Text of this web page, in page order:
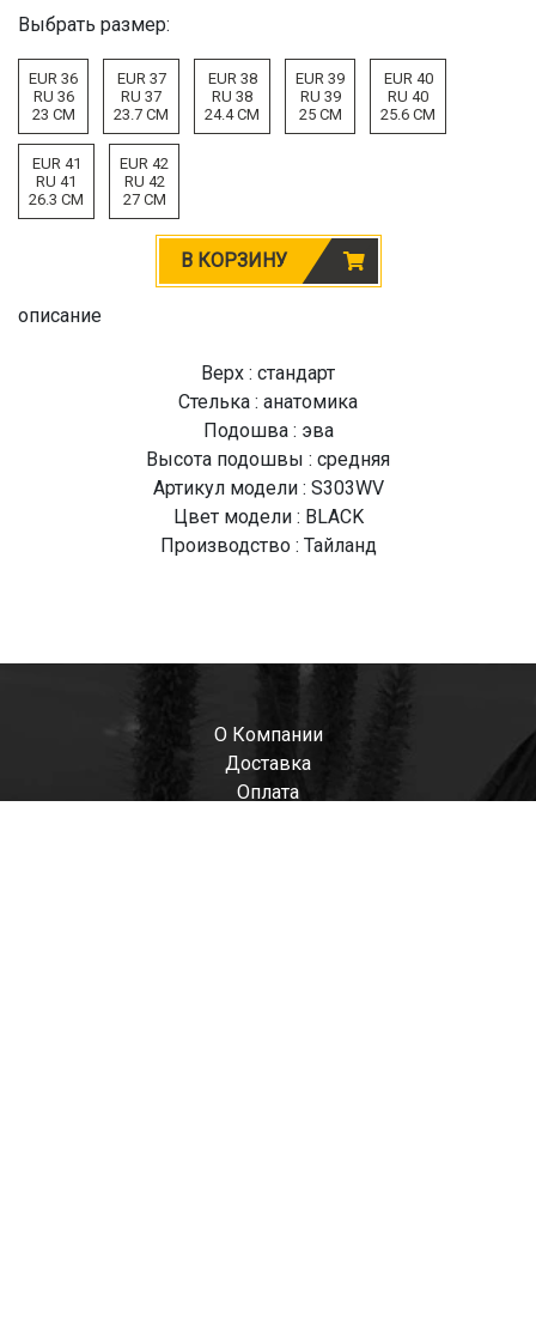
Выбрать размер:
EUR 36
RU 36
23 CM
EUR 37
RU 37
23.7 CM
EUR 38
RU 38
24.4 CM
EUR 39
RU 39
25 CM
EUR 40
RU 40
25.6 CM
EUR 41
RU 41
26.3 CM
EUR 42
RU 42
27 CM
В КОРЗИНУ
описание
Верх : стандарт
Стелька : анатомика
Подошва : эва
Высота подошвы : средняя
Артикул модели : S303WV
Цвет модели : BLACK
Производство : Тайланд
О Компании
Доставка
Оплата